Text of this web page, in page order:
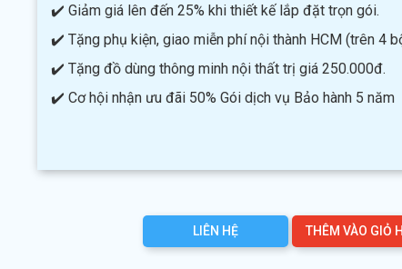
✔️ Giảm giá lên đến 25% khi thiết kế lắp đặt trọn gói.
✔️ Tặng phụ kiện, giao miễn phí nội thành HCM (trên 4
✔️ Tặng đồ dùng thông minh nội thất trị giá 250.000đ.
✔️ Cơ hội nhận ưu đãi 50% Gói dịch vụ Bảo hành 5 năm
LIÊN HỆ THÊM VÀO GIỎ